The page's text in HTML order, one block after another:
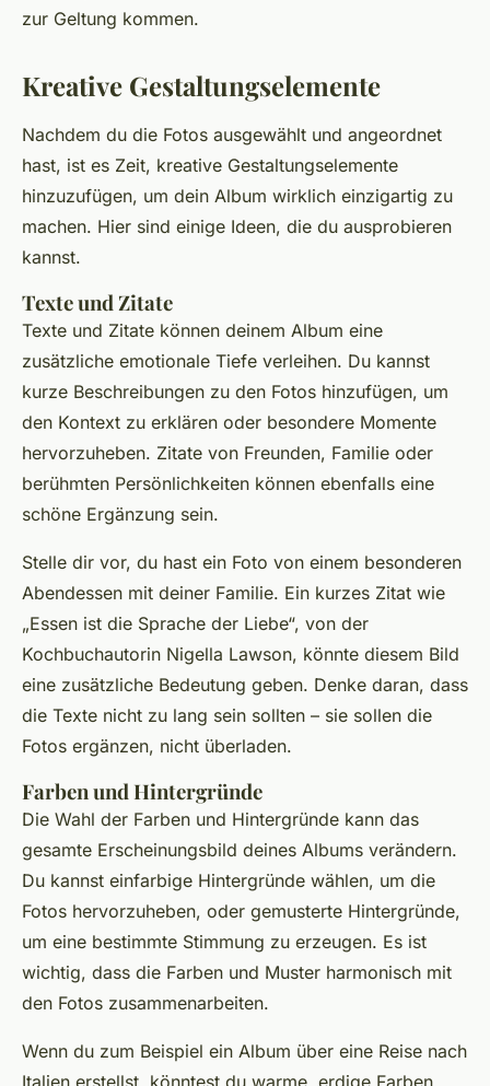
zur Geltung kommen.
Kreative Gestaltungselemente
Nachdem du die Fotos ausgewählt und angeordnet
hast, ist es Zeit, kreative Gestaltungselemente
hinzuzufügen, um dein Album wirklich einzigartig zu
machen. Hier sind einige Ideen, die du ausprobieren
kannst.
Texte und Zitate
Texte und Zitate können deinem Album eine
zusätzliche emotionale Tiefe verleihen. Du kannst
kurze Beschreibungen zu den Fotos hinzufügen, um
den Kontext zu erklären oder besondere Momente
hervorzuheben. Zitate von Freunden, Familie oder
berühmten Persönlichkeiten können ebenfalls eine
schöne Ergänzung sein.
Stelle dir vor, du hast ein Foto von einem besonderen
Abendessen mit deiner Familie. Ein kurzes Zitat wie
„Essen ist die Sprache der Liebe“, von der
Kochbuchautorin Nigella Lawson, könnte diesem Bild
eine zusätzliche Bedeutung geben. Denke daran, dass
die Texte nicht zu lang sein sollten – sie sollen die
Fotos ergänzen, nicht überladen.
Farben und Hintergründe
Die Wahl der Farben und Hintergründe kann das
gesamte Erscheinungsbild deines Albums verändern.
Du kannst einfarbige Hintergründe wählen, um die
Fotos hervorzuheben, oder gemusterte Hintergründe,
um eine bestimmte Stimmung zu erzeugen. Es ist
wichtig, dass die Farben und Muster harmonisch mit
den Fotos zusammenarbeiten.
Wenn du zum Beispiel ein Album über eine Reise nach
Italien erstellst, könntest du warme, erdige Farben